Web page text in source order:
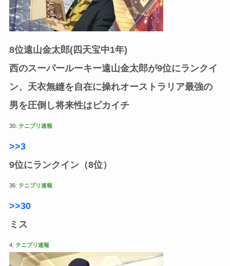
8位遠山金太郎(四天宝中1年)
西のスーパールーキー遠山金太郎が9位にランクイ
ン、天衣無縫を自在に操れオーストラリア最強の
男を圧倒し将来性はピカイチ
30: テニプリ速報
>>3
9位にランクイン（8位）
36: テニプリ速報
>>30
ミス
4: テニプリ速報